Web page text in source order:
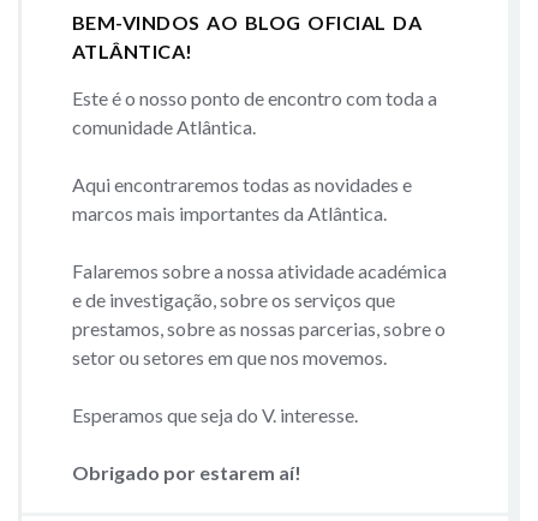
BEM-VINDOS AO BLOG OFICIAL DA
ATLÂNTICA!
Este é o nosso ponto de encontro com toda a
comunidade Atlântica.
Aqui encontraremos todas as novidades e
marcos mais importantes da Atlântica.
Falaremos sobre a nossa atividade académica
e de investigação, sobre os serviços que
prestamos, sobre as nossas parcerias, sobre o
setor ou setores em que nos movemos.
Esperamos que seja do V. interesse.
Obrigado por estarem aí!